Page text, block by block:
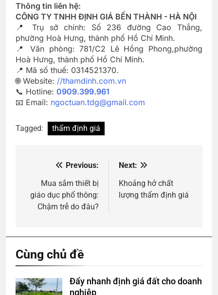
Thông tin liên hệ:
CÔNG TY TNHH ĐỊNH GIÁ BẾN THÀNH - HÀ NỘI
📍 Trụ sở chính: Số 236 đường Cao Thắng,
phường Hoà Hưng, thành phố Hồ Chí Minh.
📍 Văn phòng: 781/C2 Lê Hồng Phong,phường
Hoà Hưng, thành phố Hồ Chí Minh.
📍 Mã số thuế: 0314521370.
🌐 Website: //thamdinh.com.vn
📞 Hotline: 0909.399.961
📧 Email: ngoctuan.tdg@gmail.com
Tagged: thẩm định giá
hướng
bài
Previous:
Mua sắm thiết bị
giáo dục phổ thông:
Chậm trễ do đâu?
Next:
Khoảng hở chất
lượng thẩm định giá
Cùng chủ đề
Đẩy nhanh định giá đất cho doanh
nghiệp